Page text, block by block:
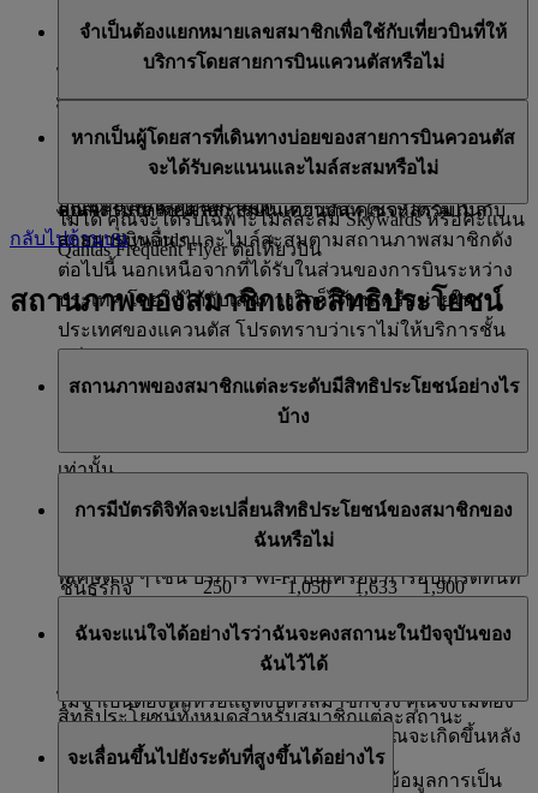
บินหนึ่ง ให้ไปที่หน้า
ของเรา เลือกสายการบินที่
ต้องการตรวจสอบ คลิก ‘เรียนรู้เพิ่มเติม’ จากนั้นเลื่อนลง
ไมล์
ในอัตราที่ต่างกัน โดยขึ้นอยู่กับระยะทางที่เดินทาง ดูราย
ละเอียดเพิ่มเติมบนหน้าพันธมิตรแควนตัส
ค.) โปรดทราบว่าจะมีการให้ไมล์สะสม Skywards ในเที่ยว
บินที่ให้บริการโดยสายการบินแควนตัส และบริการตาม
ตารางเวลาที่เชื่อมโยงกับสายการบินแควนตัสเท่านั้น และ
คุณจะไม่ได้รับไมล์สะสมในเที่ยวบินที่ใช้รหัสร่วมกันกับ
สายการบินอื่น ๆ
โปรดทราบว่าจะมีการให้ไมล์สะสม Skywards ในเที่ยวบิน
ที่ให้บริการโดยสายการบินแควนตัส และบริการตาม
สายการบินอื่น ๆ
เมื่อจองเป็นส่วนหนึ่งของการเดินทางต่างประเทศต่อเนื่อง
กับสายการบินเอมิเรตส์หรือแควนตัส ไม่สามารถรับไมล์
สะสมจากส่วนเที่ยวบินในประเทศเพียงอย่างเดียว เช่น เมล
เบิร์น-ซิดนีย์
หากคุณซื้อบัตรโดยสารที่รวมถึงการเดินทางในประเทศ
ออสเตรเลียโดยสายการบินแควนตัส คุณจะได้รับไมล์
สะสม Skywards และไมล์สะสมตามสถานภาพสมาชิกดัง
ต่อไปนี้ นอกเหนือจากที่ได้รับในส่วนของการบินระหว่าง
ประเทศ โดยใช้ได้กับเส้นทางใดก็ได้บนเครือข่ายใน
ประเทศของแควนตัส โปรดทราบว่าเราไม่ให้บริการชั้น
โปรดทราบว่า สามารถรับสถานะไมล์สะสมของสมาชิก
เท่านั้น
ชั้นโดยสาร Special Saver Flex
Flex Plus
350
ชั้นธุรกิจ
250 1,050 1,633 1,900
จำเป็นต้องแยกหมายเลขสมาชิกเพื่อใช้กับเที่ยวบินที่ให้
บริการโดยสายการบินแควนตัสหรือไม่
แควนตัส ให้กรอกหมายเลขสมาชิก Emirates Skywards
ปัจจุบันของคุณ และไมล์สะสมที่มีสิทธิ์ใด ๆ จะเพิ่มลงใน
บัญชีของคุณโดยอัตโนมัติ
หากเป็นผู้โดยสารที่เดินทางบ่อยของสายการบินควอนตัส
จะได้รับคะแนนและไมล์สะสมหรือไม่
ไม่ได้ คุณจะได้รับเฉพาะไมล์สะสม Skywards หรือคะแนน
Qantas Frequent Flyer ต่อเที่ยวบิน
กลับไปด้านบน
สถานภาพของสมาชิกและสิทธิประโยชน์
สถานภาพของสมาชิกแต่ละระดับมีสิทธิประโยชน์อย่างไร
บ้าง
มาพร้อมสิทธิประโยชน์มากมายที่สมาชิกสามารถคาด
หวังได้ ในฐานะสมาชิก คุณสามารถเพลิดเพลินกับสิทธิ
พิเศษต่าง ๆ เช่น บริการ Wi-Fi บนเครื่อง การอัปเกรดทันที
โบนัสเมื่อเดินทาง และอื่น ๆ อีกมากมาย
สิทธิประโยชน์ทั้งหมดสำหรับสมาชิกแต่ละสถานะ
การมีบัตรดิจิทัลจะเปลี่ยนสิทธิประโยชน์ของสมาชิกของ
ฉันหรือไม่
ของเราเดินทางได้อย่างราบรื่นมากที่สุด ในการดำเนิน
การดังกล่าว เราได้อำนวยความสะดวกให้แก่คุณ โดยคุณ
ไม่จำเป็นต้องพกหรือแสดงบัตรสมาชิกจริง คุณจึงไม่ต้อง
การใช้บัตรดิจิทัลทำให้คุณสามารถเข้าดูข้อมูลการเป็น
ฉันจะแน่ใจได้อย่างไรว่าฉันจะคงสถานะในปัจจุบันของ
ฉันไว้ได้
การทบทวนสถานะสมาชิกครั้งแรกของคุณจะเกิดขึ้นหลัง
จากที่คุณเลื่อนสู่สถานะใหม่ครบ 12 เดือน
จะเลื่อนขึ้นไปยังระดับที่สูงขึ้นได้อย่างไร